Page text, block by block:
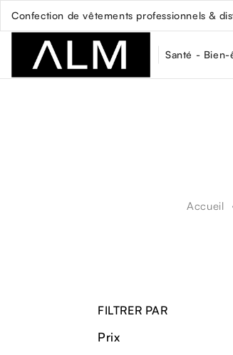
Confection de vêtements professionnels &
Santé - Bien-
Accueil
FILTRER PAR
Prix